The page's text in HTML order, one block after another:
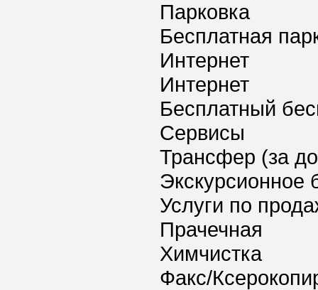
Парковка
Бесплатная
Интернет
Интернет
Бесплатный
Сервисы
Трансфер (за
Экскурсионное
Услуги по
Прачечная
Химчистка
Факс/